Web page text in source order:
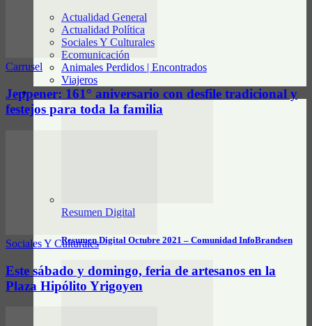
Actualidad General
Actualidad Política
Sociales Y Culturales
Ecomunicación
Animales Perdidos | Encontrados
Viajeros
RESUMEN DIGITAL
Resumen Digital
Resumen Digital Octubre 2021 – Comunidad InfoBrandsen
Carrusel
Jeppener: 161° aniversario con desfile tradicional y
festejos para toda la familia
Sociales Y Culturales
Este sábado y domingo, feria de artesanos en la
Plaza Hipólito Yrigoyen